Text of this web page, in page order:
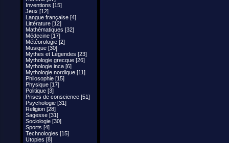
Inventions [15]
Jeux [12]
Langue française [4]
Littérature [12]
Mathématiques [32]
Médecine [17]
Météorologie [2]
Musique [30]
Mythes et Légendes [23]
Mythologie grecque [26]
Mythologie inca [6]
Mythologie nordique [11]
Philosophie [15]
Physique [17]
Politique [3]
Prises de conscience [51]
Psychologie [31]
Religion [28]
Sagesse [31]
Sociologie [30]
Sports [4]
Technologies [15]
Utopies [8]